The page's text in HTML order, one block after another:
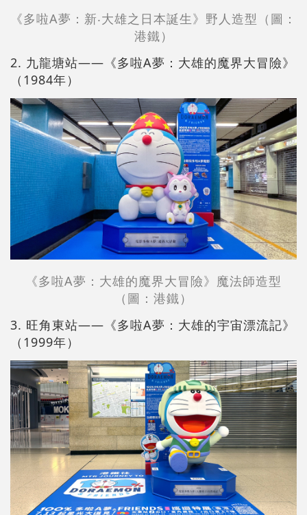
《多啦A夢：新‧大雄之日本誕生》野人造型（圖：
港鐵）
2. 九龍塘站——《多啦A夢：大雄的魔界大冒險》
（1984年）
《多啦A夢：大雄的魔界大冒險》魔法師造型
（圖：港鐵）
3. 旺角東站——《多啦A夢：大雄的宇宙漂流記》
（1999年）